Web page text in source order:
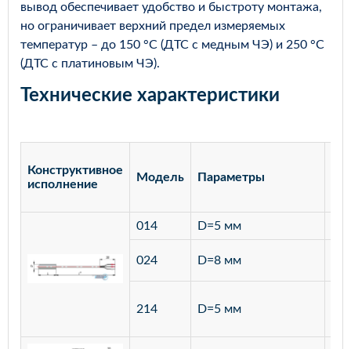
вывод обеспечивает удобство и быстроту монтажа,
но ограничивает верхний предел измеряемых
температур – до 150 °С (ДТС с медным ЧЭ) и 250 °С
(ДТС с платиновым ЧЭ).
Технические характеристики
Конструктивное
исполнение
Модель Параметры
014 D=5 мм
024 D=8 мм
214 D=5 мм